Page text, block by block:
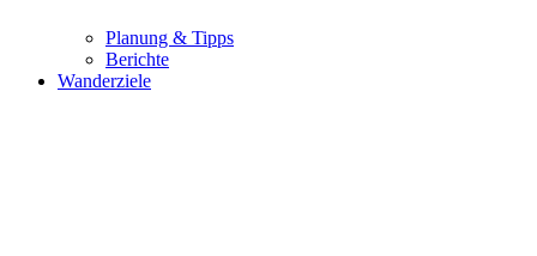
Planung & Tipps
Berichte
Wanderziele